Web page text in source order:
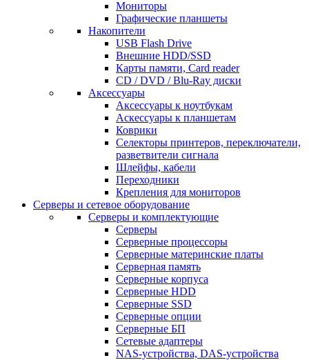
Мониторы
Графические планшеты
Накопители
USB Flash Drive
Внешние HDD/SSD
Карты памяти, Card reader
CD / DVD / Blu-Ray диски
Аксессуары
Аксессуары к ноутбукам
Аскессуары к планшетам
Коврики
Селекторы принтеров, переключатели,
разветвители сигнала
Шлейфы, кабели
Переходники
Крепления для мониторов
Серверы и сетевое оборудование
Серверы и комплектующие
Серверы
Серверные процессоры
Серверные материнские платы
Серверная память
Серверные корпуса
Серверные HDD
Серверные SSD
Серверные опции
Серверные БП
Сетевые адаптеры
NAS-устройства, DAS-устройства